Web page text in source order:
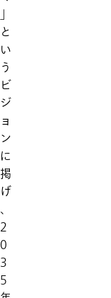
」
と
い
う
ビ
ジ
ョ
ン
に
掲
げ
、
2
0
3
5